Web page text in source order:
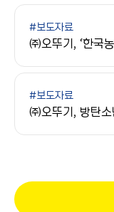
#보도자료
#보도자료